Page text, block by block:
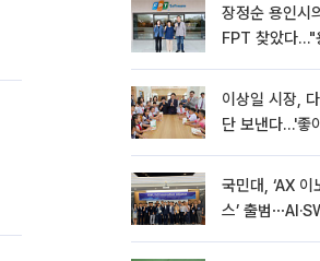
장정순 용인시
FPT 찾았다…"
이상일 시장,
단 보낸다…'좋
국민대, ‘AX
스’ 출범